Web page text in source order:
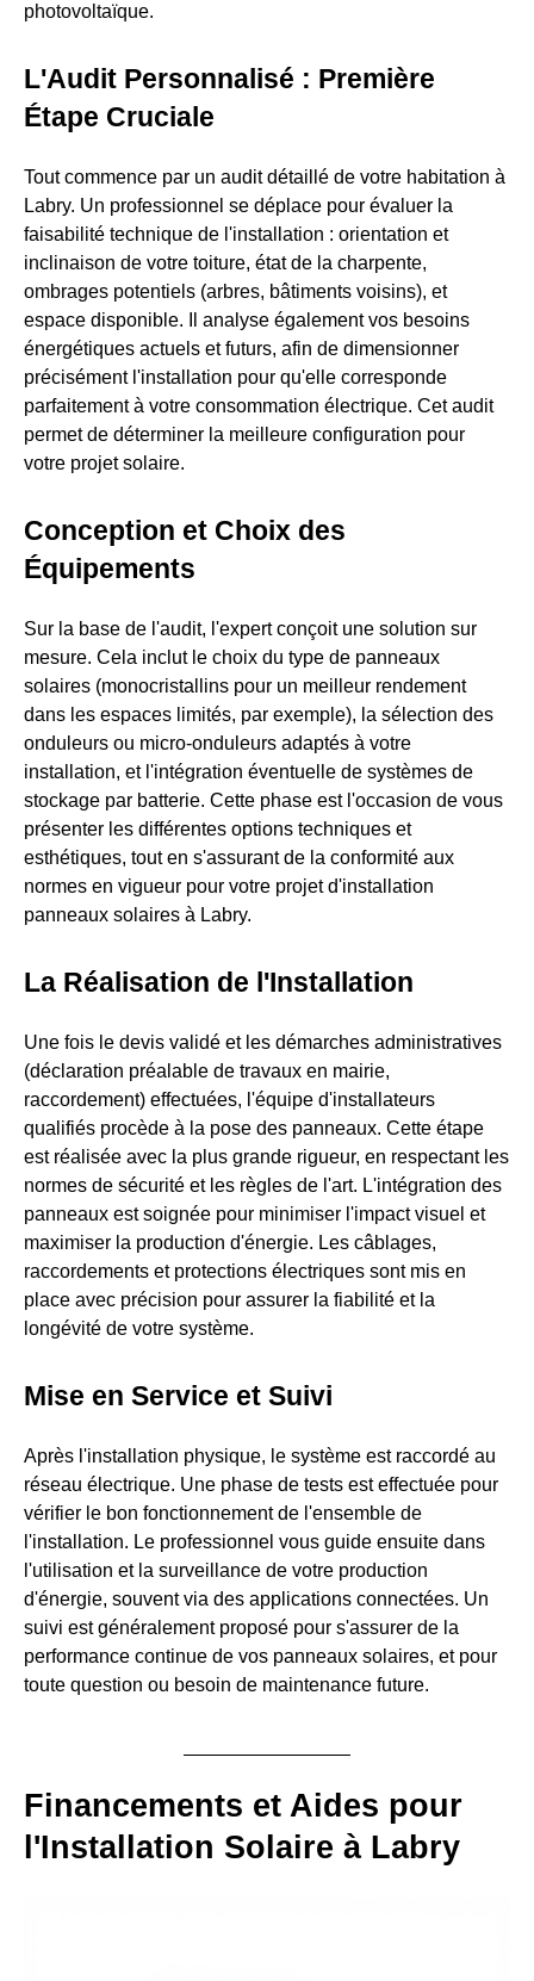
photovoltaïque.
L'Audit Personnalisé : Première
Étape Cruciale
Tout commence par un audit détaillé de votre habitation à
Labry. Un professionnel se déplace pour évaluer la
faisabilité technique de l'installation : orientation et
inclinaison de votre toiture, état de la charpente,
ombrages potentiels (arbres, bâtiments voisins), et
espace disponible. Il analyse également vos besoins
énergétiques actuels et futurs, afin de dimensionner
précisément l'installation pour qu'elle corresponde
parfaitement à votre consommation électrique. Cet audit
permet de déterminer la meilleure configuration pour
votre projet solaire.
Conception et Choix des
Équipements
Sur la base de l'audit, l'expert conçoit une solution sur
mesure. Cela inclut le choix du type de panneaux
solaires (monocristallins pour un meilleur rendement
dans les espaces limités, par exemple), la sélection des
onduleurs ou micro-onduleurs adaptés à votre
installation, et l'intégration éventuelle de systèmes de
stockage par batterie. Cette phase est l'occasion de vous
présenter les différentes options techniques et
esthétiques, tout en s'assurant de la conformité aux
normes en vigueur pour votre projet d'installation
panneaux solaires à Labry.
La Réalisation de l'Installation
Une fois le devis validé et les démarches administratives
(déclaration préalable de travaux en mairie,
raccordement) effectuées, l'équipe d'installateurs
qualifiés procède à la pose des panneaux. Cette étape
est réalisée avec la plus grande rigueur, en respectant les
normes de sécurité et les règles de l'art. L'intégration des
panneaux est soignée pour minimiser l'impact visuel et
maximiser la production d'énergie. Les câblages,
raccordements et protections électriques sont mis en
place avec précision pour assurer la fiabilité et la
longévité de votre système.
Mise en Service et Suivi
Après l'installation physique, le système est raccordé au
réseau électrique. Une phase de tests est effectuée pour
vérifier le bon fonctionnement de l'ensemble de
l'installation. Le professionnel vous guide ensuite dans
l'utilisation et la surveillance de votre production
d'énergie, souvent via des applications connectées. Un
suivi est généralement proposé pour s'assurer de la
performance continue de vos panneaux solaires, et pour
toute question ou besoin de maintenance future.
Financements et Aides pour
l'Installation Solaire à Labry